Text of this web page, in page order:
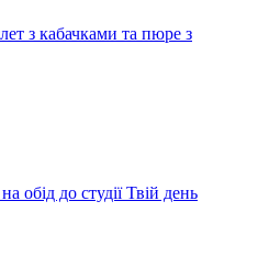
з кабачками та пюре з
обід до студії Твій день